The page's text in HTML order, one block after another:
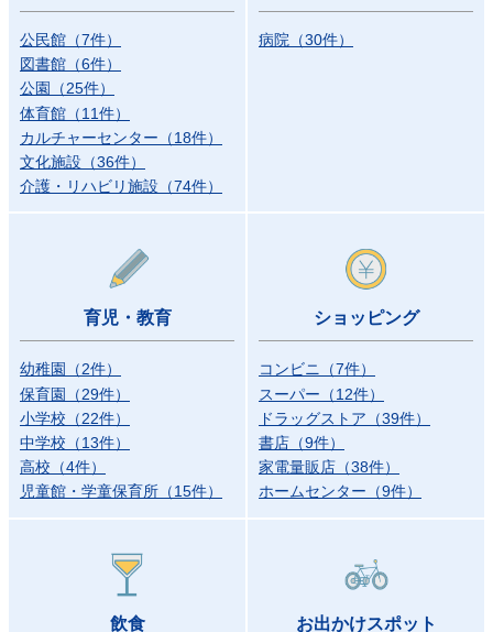
公民館 （7件）
図書館 （6件）
公園
（25件）
体育館 （11件）
カルチャーセンター （18件）
文化施設 （36件）
介護・リハビリ施設 （74件）
病院 （30件）
育児・教育
幼稚園 （2件）
保育園 （29件）
小学校 （22件）
中学校 （13件）
高校 （4件）
児童館・学童保育所 （15件）
ショッピング
コンビニ （7件）
スーパー （12件）
ドラッグストア （39件）
書店 （9件）
家電量販店 （38件）
ホームセンター （9件）
飲食 お出かけスポット